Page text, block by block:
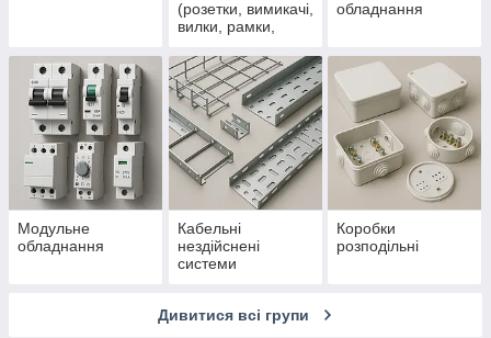
(розетки, вимикачі,
вилки, рамки,
котушки)
обладнання
Модульне
обладнання
Кабельні
нездійснені
системи
Коробки
розподільні
Дивитися всі групи